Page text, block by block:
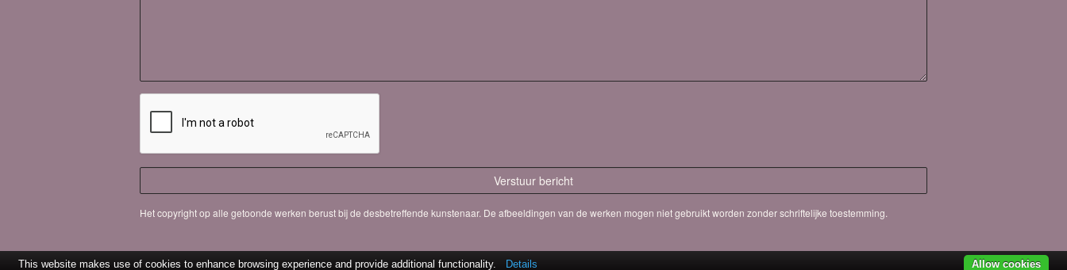
Het copyright op alle getoonde werken berust bij de desbetreffende kunstenaar. De afbeeldingen van de werken mogen niet gebruikt worden zonder schriftelijke toestemming.
This website makes use of cookies to enhance browsing experience and provide additional functionality. Details Allow cookies